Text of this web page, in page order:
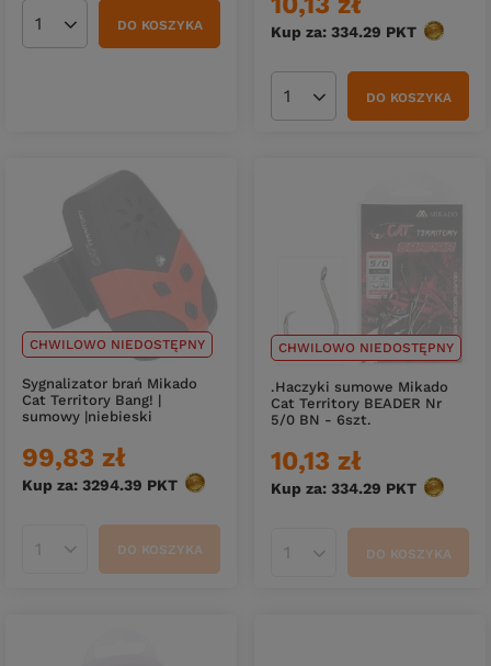
Ilość produktówDO KOSZYKA Kup za: 334.29 PKT punktów
Ilość produktówDO KOSZYKA
CHWILOWO NIEDOSTĘPNY
Sygnalizator brań Mikado
Cat Territory Bang! |
sumowy |niebieski
99,83 zł
Kup za: 3294.39 PKT punktów
Ilość produktówDO KOSZYKA
CHWILOWO NIEDOSTĘPNY
.Haczyki sumowe Mikado
Cat Territory BEADER Nr
5/0 BN - 6szt.
10,13 zł
Kup za: 334.29 PKT punktów
Ilość produktówDO KOSZYKA